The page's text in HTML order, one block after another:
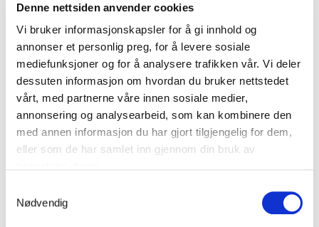
Denne nettsiden anvender cookies
Vi bruker informasjonskapsler for å gi innhold og
annonser et personlig preg, for å levere sosiale
mediefunksjoner og for å analysere trafikken vår. Vi deler
dessuten informasjon om hvordan du bruker nettstedet
vårt, med partnerne våre innen sosiale medier,
annonsering og analysearbeid, som kan kombinere den
med annen informasjon du har gjort tilgjengelig for dem,
eller som de har samlet inn gjennom din bruk av
Nødvendig
Standard Flammerist
Vår Flammerist leveres komplett i de fleste tilfeller, inkludert
bærende profiler.
Profilbredde og -lengde